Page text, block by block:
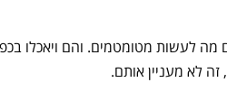
לעשות מטומטמים. והם ויאכלו
לא מעניין אותם.